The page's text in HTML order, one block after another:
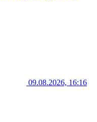
09.08.2026, 16:16